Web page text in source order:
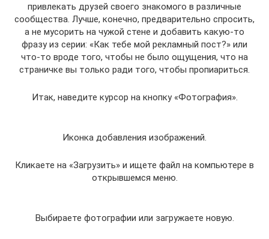
привлекать друзей своего знакомого в различные
сообщества. Лучше, конечно, предварительно спросить,
а не мусорить на чужой стене и добавить какую-то
фразу из серии: «Как тебе мой рекламный пост?» или
что-то вроде того, чтобы не было ощущения, что на
страничке вы только ради того, чтобы пропиариться.
Итак, наведите курсор на кнопку «Фотография».
Иконка добавления изображений.
Кликаете на «Загрузить» и ищете файл на компьютере в
открывшемся меню.
Выбираете фотографии или загружаете новую.